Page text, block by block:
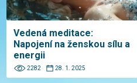
Vedená meditace:
Napojení na ženskou sílu a
energii
2282 28. 1. 2025